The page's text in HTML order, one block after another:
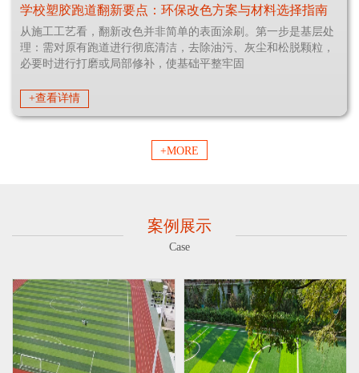
学校塑胶跑道翻新要点：环保改色方案与材料选择指南
从施工工艺看，翻新改色并非简单的表面涂刷。第一步是基层处
理：需对原有跑道进行彻底清洁，去除油污、灰尘和松脱颗粒，
必要时进行打磨或局部修补，使基础平整牢固
+查看详情
+MORE
案例展示
Case